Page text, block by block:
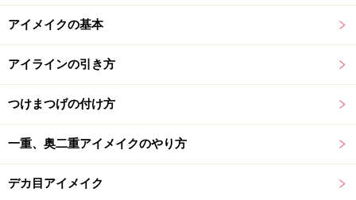
アイメイクの基本
アイラインの引き方
つけまつげの付け方
一重、奥二重アイメイクのやり方
デカ目アイメイク